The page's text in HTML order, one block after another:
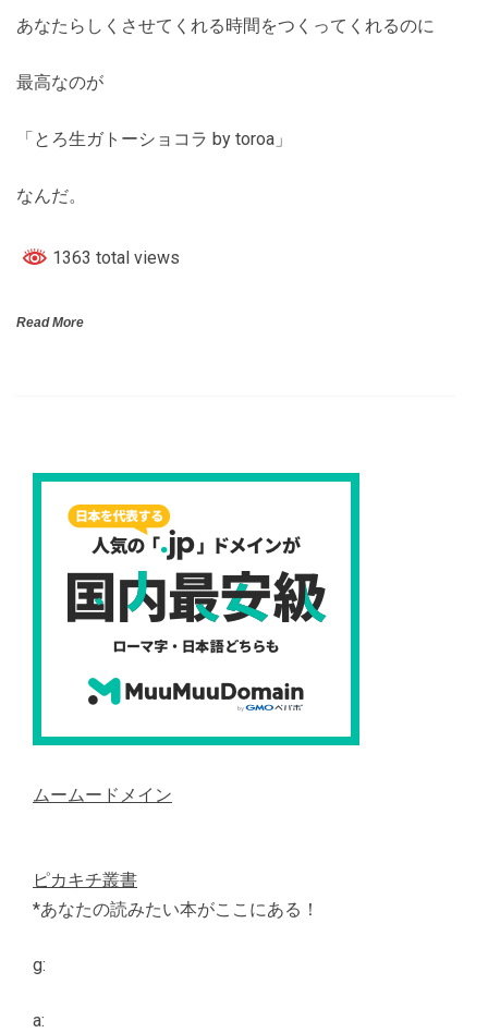
あなたらしくさせてくれる時間をつくってくれるのに
最高なのが
「とろ生ガトーショコラ by toroa」
なんだ。
1363 total views
Read More
ムームードメイン
ピカキチ叢書
*あなたの読みたい本がここにある！
g:
a: